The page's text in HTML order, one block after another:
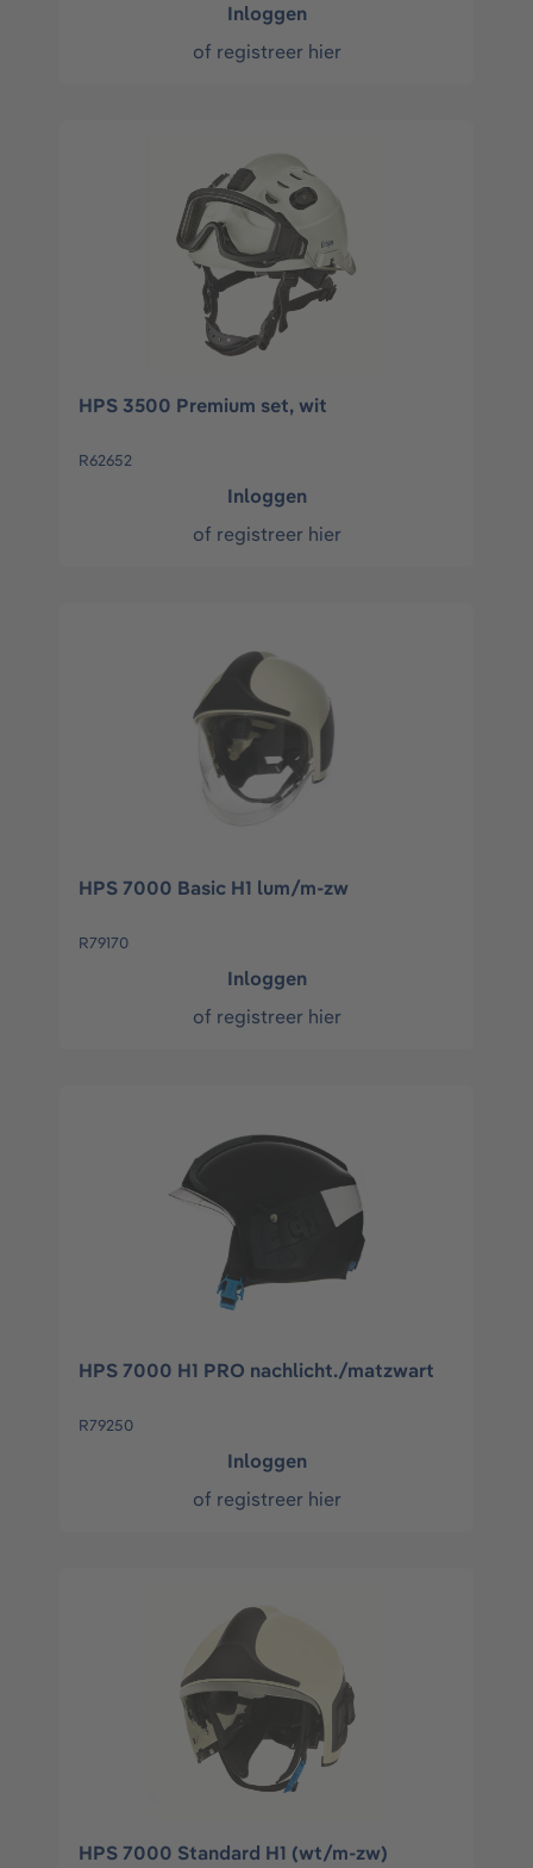
Inloggen
of registreer hier
HPS 3500 Premium set, wit
R62652
Inloggen
of registreer hier
HPS 7000 Basic H1 lum/m-zw
R79170
Inloggen
of registreer hier
HPS 7000 H1 PRO nachlicht./matzwart
R79250
Inloggen
of registreer hier
HPS 7000 Standard H1 (wt/m-zw)